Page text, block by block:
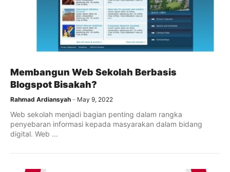
Membangun Web Sekolah Berbasis
Blogspot Bisakah?
Rahmad Ardiansyah May 9, 2022
Web sekolah menjadi bagian penting dalam rangka
penyebaran informasi kepada masyarakan dalam bidang
digital. Web ...